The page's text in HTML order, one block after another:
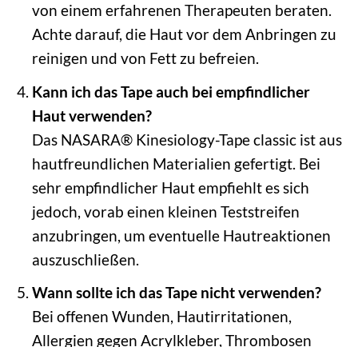
von einem erfahrenen Therapeuten beraten.
Achte darauf, die Haut vor dem Anbringen zu
reinigen und von Fett zu befreien.
Kann ich das Tape auch bei empfindlicher
Haut verwenden?
Das NASARA® Kinesiology-Tape classic ist aus
hautfreundlichen Materialien gefertigt. Bei
sehr empfindlicher Haut empfiehlt es sich
jedoch, vorab einen kleinen Teststreifen
anzubringen, um eventuelle Hautreaktionen
auszuschließen.
Wann sollte ich das Tape nicht verwenden?
Bei offenen Wunden, Hautirritationen,
Allergien gegen Acrylkleber, Thrombosen